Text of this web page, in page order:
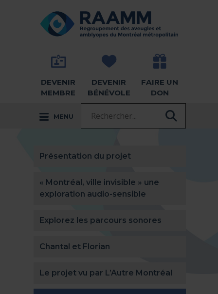
RETOUR À LA PAGE D'ACCUEIL -
DEVENIR
MEMBRE
DEVENIR
BÉNÉVOLE
FAIRE UN
DON
MENU
Présentation du projet
« Montréal, ville invisible » une
exploration audio-sensible
Explorez les parcours sonores
Chantal et Florian
Le projet vu par L’Autre Montréal